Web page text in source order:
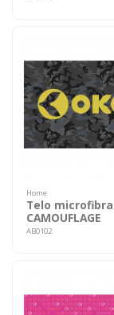
Home
Telo microfibra
CAMOUFLAGE
AB0102